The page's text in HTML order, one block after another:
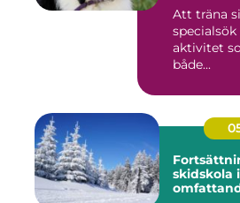
Att träna
aktivitet
både...
skidskola